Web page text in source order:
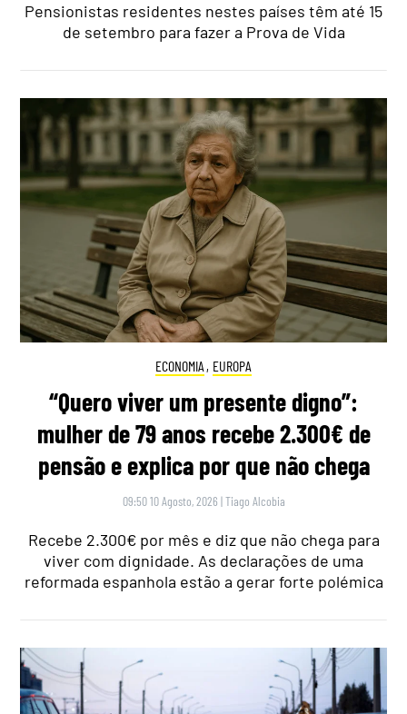
Pensionistas residentes nestes países têm até 15
de setembro para fazer a Prova de Vida
ECONOMIA , EUROPA
“Quero viver um presente digno”:
mulher de 79 anos recebe 2.300€ de
pensão e explica por que não chega
09:50 10 Agosto, 2026 |Tiago Alcobia
Recebe 2.300€ por mês e diz que não chega para
viver com dignidade. As declarações de uma
reformada espanhola estão a gerar forte polémica